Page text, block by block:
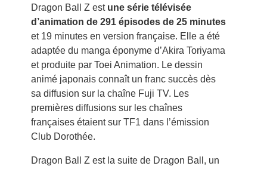
Dragon Ball Z est une série télévisée
d’animation de 291 épisodes de 25 minutes
et 19 minutes en version française. Elle a été
adaptée du manga éponyme d’Akira Toriyama
et produite par Toei Animation. Le dessin
animé japonais connaît un franc succès dès
sa diffusion sur la chaîne Fuji TV. Les
premières diffusions sur les chaînes
françaises étaient sur TF1 dans l’émission
Club Dorothée.
Dragon Ball Z est la suite de Dragon Ball, un